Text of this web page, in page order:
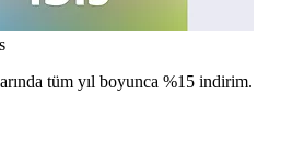
tüm yıl boyunca %15 indirim.